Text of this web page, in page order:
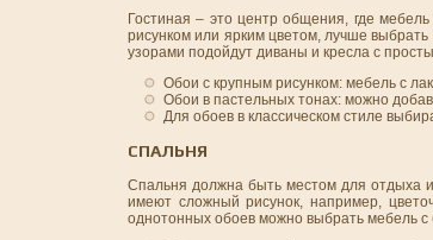
Гостиная – это центр общения, где
рисунком или ярким цветом, лучше
узорами подойдут диваны и кресла с
Обои с крупным рисунком: мебель с
Обои в пастельных тонах: можно
Для обоев в классическом стиле
СПАЛЬНЯ
Спальня должна быть местом для отдыха
имеют сложный рисунок, например,
однотонных обоев можно выбрать мебель